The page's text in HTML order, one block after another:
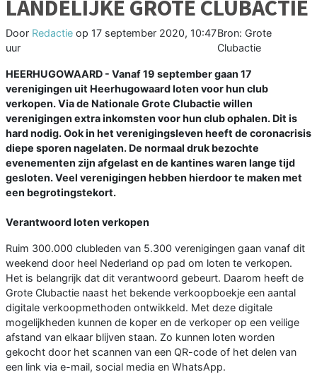
LANDELIJKE GROTE CLUBACTIE
Door Redactie op 17 september 2020, 10:47
uur
Bron: Grote
Clubactie
HEERHUGOWAARD - Vanaf 19 september gaan 17
verenigingen uit Heerhugowaard loten voor hun club
verkopen. Via de Nationale Grote Clubactie willen
verenigingen extra inkomsten voor hun club ophalen. Dit is
hard nodig. Ook in het verenigingsleven heeft de coronacrisis
diepe sporen nagelaten. De normaal druk bezochte
evenementen zijn afgelast en de kantines waren lange tijd
gesloten. Veel verenigingen hebben hierdoor te maken met
een begrotingstekort.
Verantwoord loten verkopen
Ruim 300.000 clubleden van 5.300 verenigingen gaan vanaf dit
weekend door heel Nederland op pad om loten te verkopen.
Het is belangrijk dat dit verantwoord gebeurt. Daarom heeft de
Grote Clubactie naast het bekende verkoopboekje een aantal
digitale verkoopmethoden ontwikkeld. Met deze digitale
mogelijkheden kunnen de koper en de verkoper op een veilige
afstand van elkaar blijven staan. Zo kunnen loten worden
gekocht door het scannen van een QR-code of het delen van
een link via e-mail, social media en WhatsApp.